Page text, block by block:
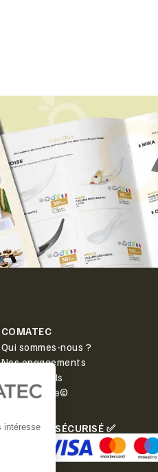
COMATEC
Qui sommes-nous ?
Nos engagements
Boîte à outils
PlanetScore©
PAIEMENT SÉCURISÉ ✅